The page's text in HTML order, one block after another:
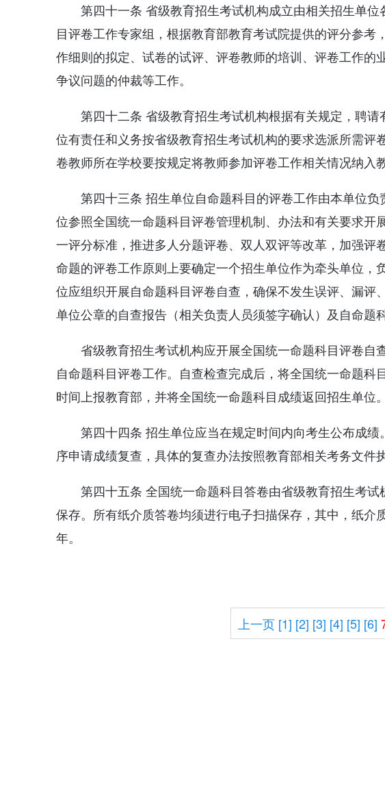
第四十一条 省级教育招生考试机构成立由相关招生单
目评卷工作专家组，根据教育部教育考试院提供的评分参考
作细则的拟定、试卷的试评、评卷教师的培训、评卷工作的
争议问题的仲裁等工作。
第四十二条 省级教育招生考试机构根据有关规定，聘
位有责任和义务按省级教育招生考试机构的要求选派所需评
卷教师所在学校要按规定将教师参加评卷工作相关情况纳入
第四十三条 招生单位自命题科目的评卷工作由本单位
位参照全国统一命题科目评卷管理机制、办法和有关要求开
一评分标准，推进多人分题评卷、双人双评等改革，加强评
命题的评卷工作原则上要确定一个招生单位作为牵头单位，
位应组织开展自命题科目评卷自查，确保不发生误评、漏评
单位公章的自查报告（相关负责人员须签字确认）及自命题
省级教育招生考试机构应开展全国统一命题科目评卷自
自命题科目评卷工作。自查检查完成后，将全国统一命题科
时间上报教育部，并将全国统一命题科目成绩返回招生单位。
第四十四条 招生单位应当在规定时间内向考生公布成
序申请成绩复查，具体的复查办法按照教育部相关考务文件执
第四十五条 全国统一命题科目答卷由省级教育招生考
保存。所有纸介质答卷均须进行电子扫描保存，其中，纸介
年。
上一页 [1] [2] [3] [4] [5] [6]